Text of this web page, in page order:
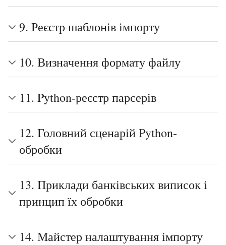
9. Реєстр шаблонів імпорту
10. Визначення формату файлу
11. Python-реєстр парсерів
12. Головний сценарій Python-
обробки
13. Приклади банківських виписок і
принцип їх обробки
14. Майстер налаштування імпорту